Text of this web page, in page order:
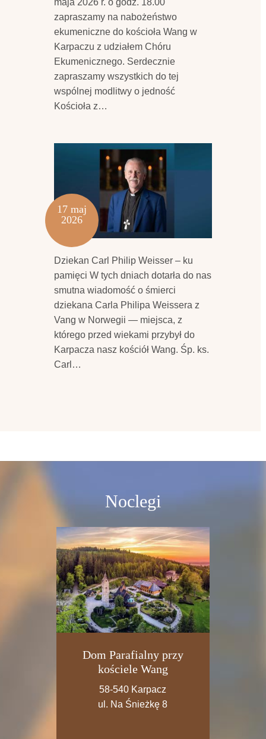
zapraszamy na nabożeństwo
ekumeniczne do kościoła Wang w
Karpaczu z udziałem Chóru
Ekumenicznego. Serdecznie
zapraszamy wszystkich do tej
wspólnej modlitwy o jedność
Kościoła z…
17 maj
2026
Dziekan Carl Philip Weisser – ku
pamięci W tych dniach dotarła do nas
smutna wiadomość o śmierci
dziekana Carla Philipa Weissera z
Vang w Norwegii — miejsca, z
którego przed wiekami przybył do
Karpacza nasz kościół Wang. Śp. ks.
Carl…
Noclegi
Dom Parafialny przy
kościele Wang
58-540 Karpacz
ul. Na Śnieżkę 8